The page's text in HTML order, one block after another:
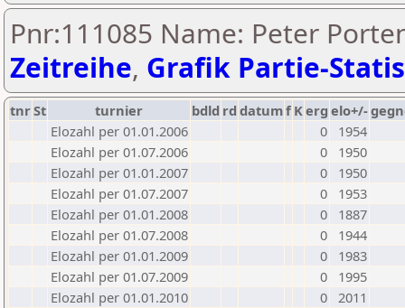
Pnr:111085 Name: Peter
Zeitreihe, Grafik Partie-
tnrSt turnier bdld rd datumf Kerg elo+/-
Elozahl per 01.01.2006
0
1954
Elozahl per 01.07.2006
0
1950
Elozahl per 01.01.2007
0
1950
Elozahl per 01.07.2007
0
1953
Elozahl per 01.01.2008
0
1887
Elozahl per 01.07.2008
0
1944
Elozahl per 01.01.2009
0
1983
Elozahl per 01.07.2009
0
1995
Elozahl per 01.01.2010
0 2011